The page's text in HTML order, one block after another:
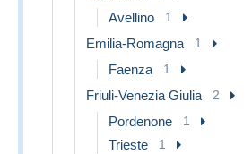
Avellino 1
Emilia-Romagna 1
Faenza 1
Friuli-Venezia Giulia 2
Pordenone 1
Trieste 1